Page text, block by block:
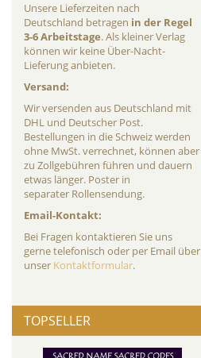
Unsere Lieferzeiten nach
Deutschland betragen in der Regel
3-6 Arbeitstage. Als kleiner Verlag
können wir keine Über-Nacht-
Lieferung anbieten.
Versand:
Wir versenden aus Deutschland mit
DHL und Deutscher Post.
Bestellungen in die Schweiz werden
ohne MwSt. verrechnet, können aber
zu Zollgebühren führen und dauern
etwas länger. Poster in
separater Rollensendung.
Email-Kontakt:
Bei Fragen kontaktieren Sie uns
gerne telefonisch oder per Email über
unser Kontaktformular.
TOPSELLER